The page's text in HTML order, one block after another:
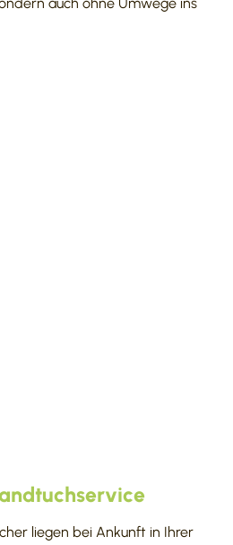
auch ohne Umwege ins
liegen bei Ankunft in Ihrer